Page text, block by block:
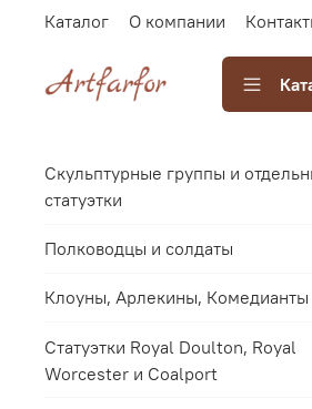
Каталог О компании
Скульптурные группы и
статуэтки
Полководцы и солдаты
Клоуны, Арлекины, Комедианты
Статуэтки Royal Doulton, Royal
Worcester и Coalport